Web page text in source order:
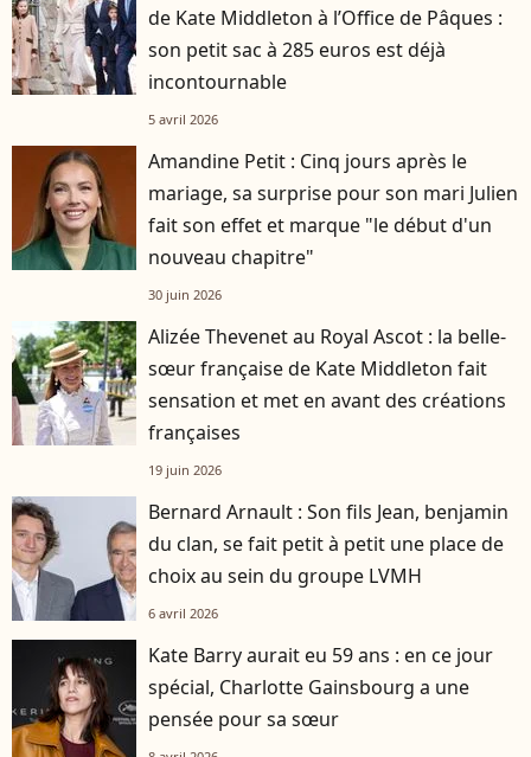
de Kate Middleton à l’Office de Pâques :
son petit sac à 285 euros est déjà
incontournable
5 avril 2026
Amandine Petit : Cinq jours après le
mariage, sa surprise pour son mari Julien
fait son effet et marque "le début d'un
nouveau chapitre"
30 juin 2026
Alizée Thevenet au Royal Ascot : la belle-
sœur française de Kate Middleton fait
sensation et met en avant des créations
françaises
19 juin 2026
Bernard Arnault : Son fils Jean, benjamin
du clan, se fait petit à petit une place de
choix au sein du groupe LVMH
6 avril 2026
Kate Barry aurait eu 59 ans : en ce jour
spécial, Charlotte Gainsbourg a une
pensée pour sa sœur